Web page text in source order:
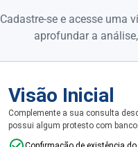
Cadastre-se e acesse uma
aprofundar a
Visão Inicial
Complemente a sua consulta
possui algum protesto com